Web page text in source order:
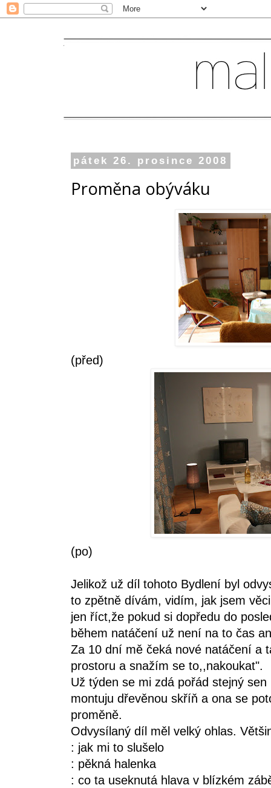
pátek 26. prosince 2008
Proměna obýváku
(před)
(po)
Jelikož už díl tohoto Bydlení byl
to zpětně dívám, vidím, jak jsem
jen říct,že pokud si dopředu do
během natáčení už není na to čas
Za 10 dní mě čeká nové natáčení a
prostoru a snažím se to,,nakoukat".
Už týden se mi zdá pořád stejný
montuju dřevěnou skříň a ona se
proměně.
Odvysílaný díl měl velký ohlas.
: jak mi to slušelo
: pěkná halenka
: co ta useknutá hlava v blízkém